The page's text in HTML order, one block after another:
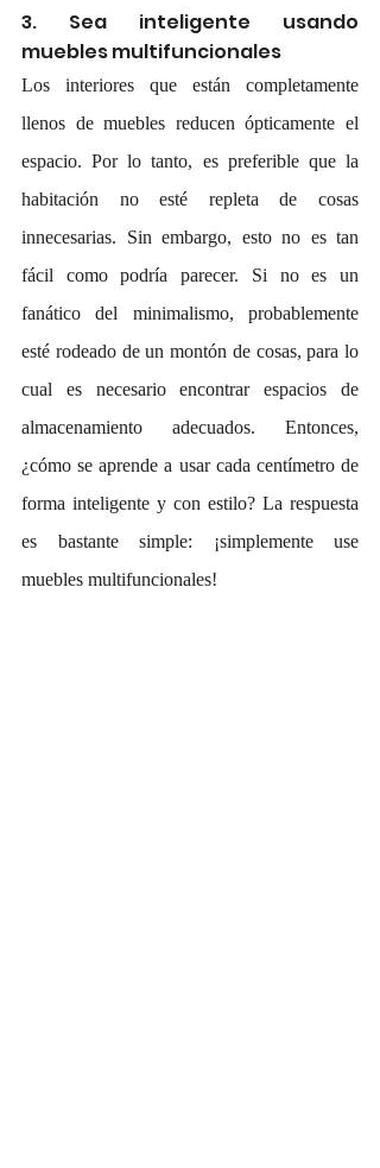
3. Sea inteligente usando
muebles multifuncionales
Los interiores que están completamente
llenos de muebles reducen ópticamente el
espacio. Por lo tanto, es preferible que la
habitación no esté repleta de cosas
innecesarias. Sin embargo, esto no es tan
fácil como podría parecer. Si no es un
fanático del minimalismo, probablemente
esté rodeado de un montón de cosas, para lo
cual es necesario encontrar espacios de
almacenamiento adecuados. Entonces,
¿cómo se aprende a usar cada centímetro de
forma inteligente y con estilo? La respuesta
es bastante simple: ¡simplemente use
muebles multifuncionales!